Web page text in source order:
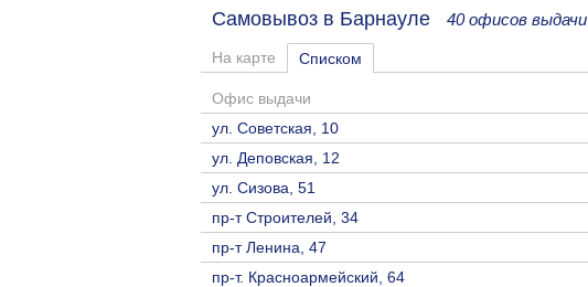
Самовывоз в Барнауле 40 офисов выдачи
На карте Списком
Офис выдачи
ул. Советская, 10
ул. Деповская, 12
ул. Сизова, 51
пр-т Строителей, 34
пр-т Ленина, 47
пр-т. Красноармейский, 64